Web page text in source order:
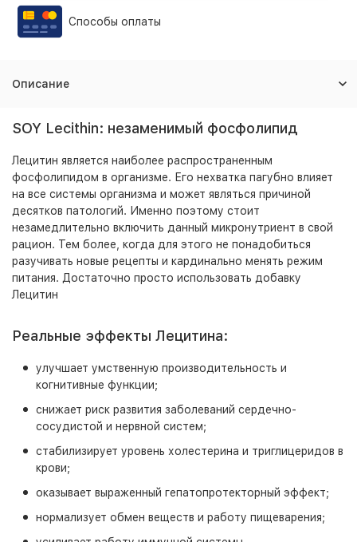
Способы оплаты
Описание
SOY Lecithin: незаменимый фосфолипид
Лецитин является наиболее распространенным
фосфолипидом в организме. Его нехватка пагубно влияет
на все системы организма и может являться причиной
десятков патологий. Именно поэтому стоит
незамедлительно включить данный микронутриент в свой
рацион. Тем более, когда для этого не понадобиться
разучивать новые рецепты и кардинально менять режим
питания. Достаточно просто использовать добавку
Лецитин
Реальные эффекты Лецитина:
улучшает умственную производительность и
когнитивные функции;
снижает риск развития заболеваний сердечно-
сосудистой и нервной систем;
стабилизирует уровень холестерина и триглицеридов в
крови;
оказывает выраженный гепатопротекторный эффект;
нормализует обмен веществ и работу пищеварения;